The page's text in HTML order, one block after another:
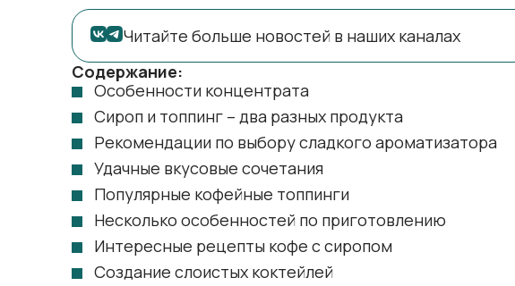
Читайте больше новостей в наших каналах
Содержание:
Особенности концентрата
Сироп и топпинг – два разных продукта
Рекомендации по выбору сладкого ароматизатора
Удачные вкусовые сочетания
Популярные кофейные топпинги
Несколько особенностей по приготовлению
Интересные рецепты кофе с сиропом
Создание слоистых коктейлей